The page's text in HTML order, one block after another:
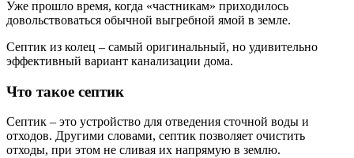
Уже прошло время, когда «частникам» приходилось
довольствоваться обычной выгребной ямой в земле.
Септик из колец – самый оригинальный, но удивительно
эффективный вариант канализации дома.
Что такое септик
Септик – это устройство для отведения сточной воды и
отходов. Другими словами, септик позволяет очистить
отходы, при этом не сливая их напрямую в землю.